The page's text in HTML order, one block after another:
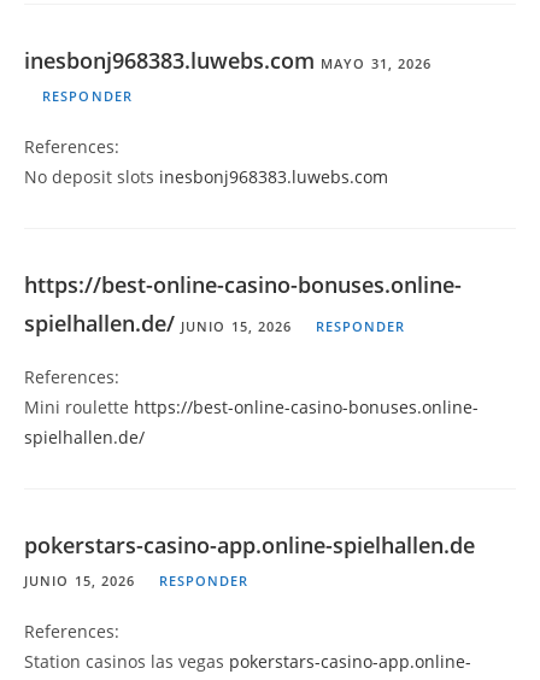
inesbonj968383.luwebs.com MAYO 31, 2026
RESPONDER
References:
No deposit slots inesbonj968383.luwebs.com
https://best-online-casino-bonuses.online-
spielhallen.de/ JUNIO 15, 2026 RESPONDER
References:
Mini roulette https://best-online-casino-bonuses.online-
spielhallen.de/
pokerstars-casino-app.online-spielhallen.de
JUNIO 15, 2026 RESPONDER
References:
Station casinos las vegas pokerstars-casino-app.online-